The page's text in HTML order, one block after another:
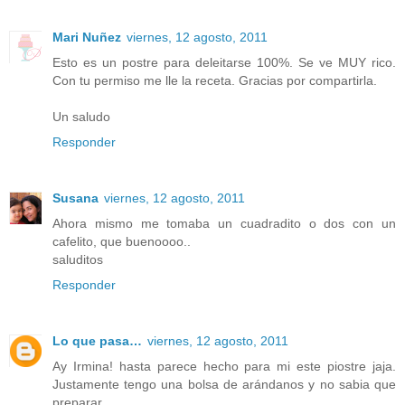
Mari Nuñez viernes, 12 agosto, 2011
Esto es un postre para deleitarse 100%. Se ve MUY rico.
Con tu permiso me lle la receta. Gracias por compartirla.
Un saludo
Responder
Susana viernes, 12 agosto, 2011
Ahora mismo me tomaba un cuadradito o dos con un
cafelito, que buenoooo..
saluditos
Responder
Lo que pasa… viernes, 12 agosto, 2011
Ay Irmina! hasta parece hecho para mi este piostre jaja.
Justamente tengo una bolsa de arándanos y no sabia que
preparar..